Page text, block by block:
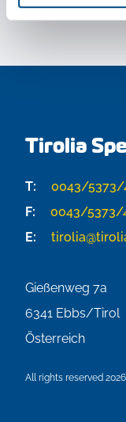
Tirolia
T:
0043/5373/
F:
0043/5373/
E:
Gießenweg 7a
6341 Ebbs/Tirol
Österreich
All rights reserved